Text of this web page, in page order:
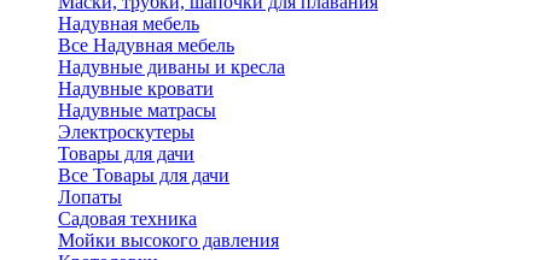
Надувная мебель
Все Надувная мебель
Надувные диваны и кресла
Надувные кровати
Надувные матрасы
Электроскутеры
Товары для дачи
Все Товары для дачи
Лопаты
Садовая техника
Мойки высокого давления